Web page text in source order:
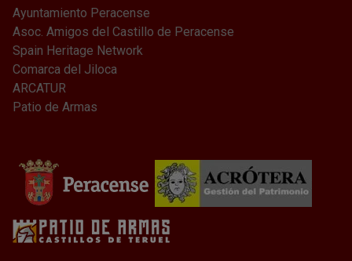
Ayuntamiento Peracense
Asoc. Amigos del Castillo de Peracense
Spain Heritage Network
Comarca del Jiloca
ARCATUR
Patio de Armas